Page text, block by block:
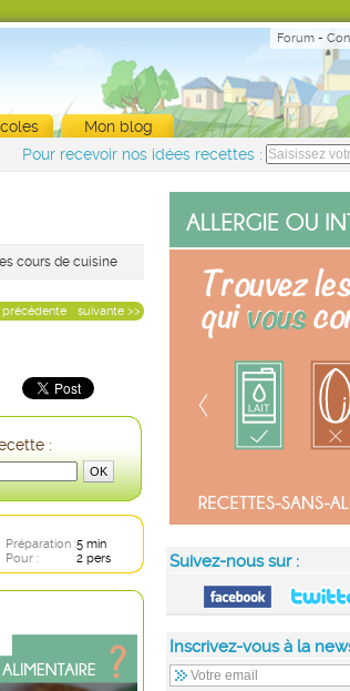
Forum -
Mon blog
Pour recevoir nos idées recettes :
Suivez-nous sur :
Inscrivez-vous à la
cours de cuisine
suivante >>
précédente
:
Préparation :5 min
Pour : 2 pers